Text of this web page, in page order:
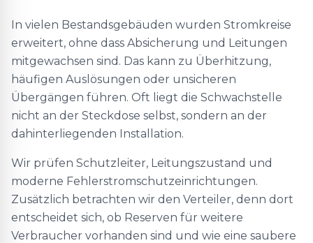
In vielen Bestandsgebäuden wurden Stromkreise
erweitert, ohne dass Absicherung und Leitungen
mitgewachsen sind. Das kann zu Überhitzung,
häufigen Auslösungen oder unsicheren
Übergängen führen. Oft liegt die Schwachstelle
nicht an der Steckdose selbst, sondern an der
dahinterliegenden Installation.
Wir prüfen Schutzleiter, Leitungszustand und
moderne Fehlerstromschutzeinrichtungen.
Zusätzlich betrachten wir den Verteiler, denn dort
entscheidet sich, ob Reserven für weitere
Verbraucher vorhanden sind und wie eine saubere